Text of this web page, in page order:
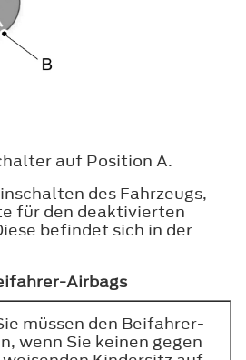
auf Position A.
des Fahrzeugs,
für den deaktivierten
befindet sich in der
Airbags
müssen den Beifahrer-
wenn Sie keinen gegen